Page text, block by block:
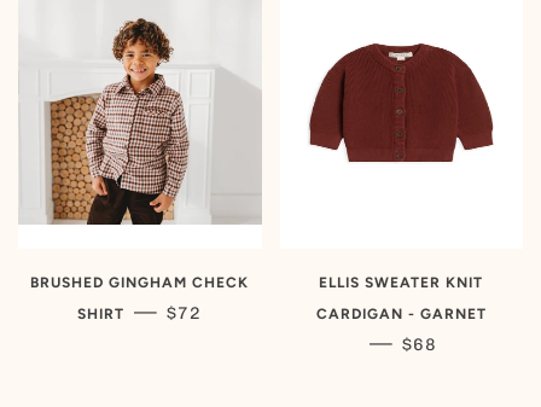
BRUSHED GINGHAM CHECK
SHIRT
— PRIX RÉGULIER
$72
ELLIS SWEATER KNIT
CARDIGAN - GARNET
— PRIX
$68